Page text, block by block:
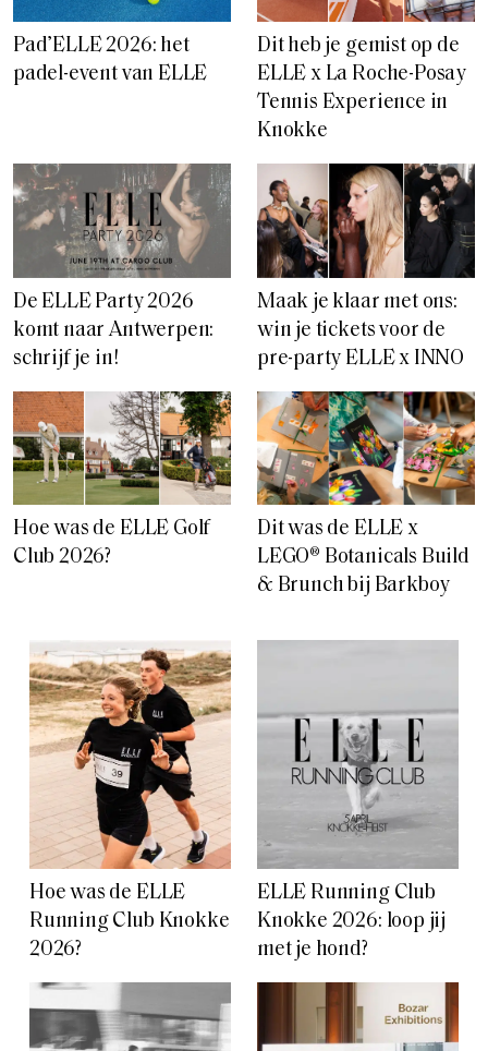
Pad’ELLE 2026: het
padel-event van ELLE
Dit heb je gemist op de
ELLE x La Roche-Posay
Tennis Experience in
Knokke
De ELLE Party 2026
komt naar Antwerpen:
schrijf je in!
Maak je klaar met ons:
win je tickets voor de
pre-party ELLE x INNO
Hoe was de ELLE Golf
Club 2026?
Dit was de ELLE x
LEGO® Botanicals Build
& Brunch bij Barkboy
Hoe was de ELLE
Running Club Knokke
2026?
ELLE Running Club
Knokke 2026: loop jij
met je hond?